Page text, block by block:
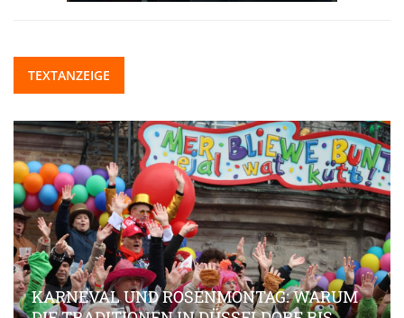
TEXTANZEIGE
KARNEVAL UND ROSENMONTAG: WARUM